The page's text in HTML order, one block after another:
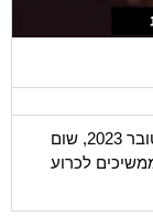
למרות שעברה שנה שלמה מאז השבעה באוקטובר 2023, שום
לכרוע